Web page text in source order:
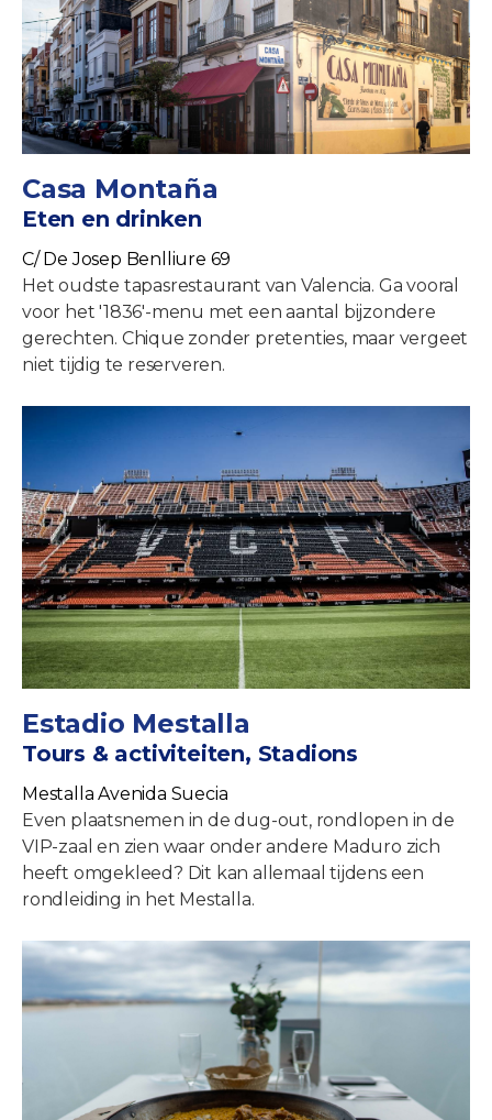
Casa Montaña
Eten en drinken
C/ De Josep Benlliure 69
Het oudste tapasrestaurant van Valencia. Ga vooral
voor het '1836'-menu met een aantal bijzondere
gerechten. Chique zonder pretenties, maar vergeet
niet tijdig te reserveren.
Estadio Mestalla
Tours & activiteiten, Stadions
Mestalla Avenida Suecia
Even plaatsnemen in de dug-out, rondlopen in de
VIP-zaal en zien waar onder andere Maduro zich
heeft omgekleed? Dit kan allemaal tijdens een
rondleiding in het Mestalla.